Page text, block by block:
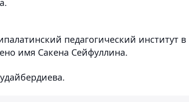
педагогический институт в
имя Сакена Сейфуллина.